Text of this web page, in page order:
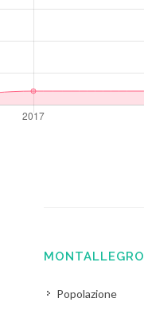
MONTALLEGRO
Popolazione